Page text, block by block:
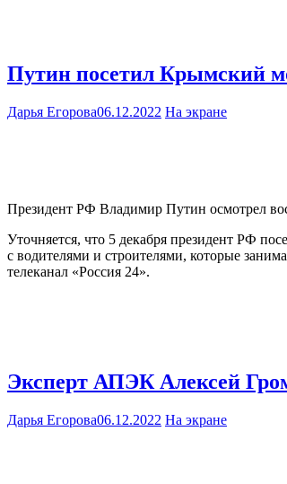
Путин посетил Крымский
Дарья Егорова06.12.2022 На экране
Президент РФ Владимир Путин осмотрел
Уточняется, что 5 декабря президент РФ
с водителями и строителями, которые
телеканал «Россия 24».
Эксперт АПЭК Алексей
Дарья Егорова06.12.2022 На экране